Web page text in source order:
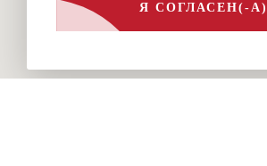
Я СОГЛАСЕН(-А)